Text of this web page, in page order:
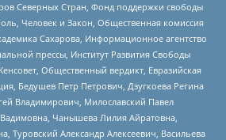
Северных Стран, Фонд поддержки свободы
Человек и Закон, Общественная комиссия
Сахарова, Информационное агентство
прессы, Институт Развития Свободы
Общественный вердикт, Евразийская
Бедушев Петр Петрович, Дзугкоева Регина
Владимирович, Милославский Павел
Чанышева Лилия Айратовна,
Туровский Александр Алексеевич, Васильева